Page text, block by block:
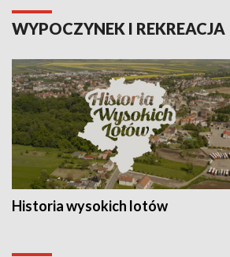
WYPOCZYNEK I REKREACJA
Historia wysokich lotów